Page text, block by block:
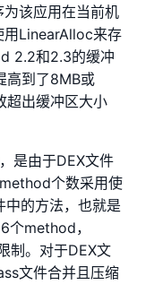
该应用在当前机
LinearAlloc来存
2.2和2.3的缓冲
高到了8MB或
超出缓冲区大小
是由于DEX文件
个数采用使
的方法，也就是
个method，
制。对于DEX文
文件合并且压缩